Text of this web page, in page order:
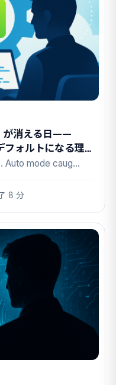
が消える日——
ォルトになる理
Auto mode caug…
8 分